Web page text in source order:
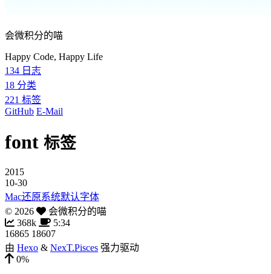
会微积分的喵
Happy Code, Happy Life
134 日志
18 分类
221 标签
GitHub E-Mail
font 标签
2015
10-30
Mac还原系统默认字体
© 2026
会微积分的喵
368k
5:34
16865 18607
由 Hexo & NexT.Pisces 强力驱动
0%